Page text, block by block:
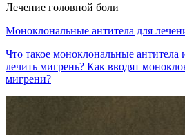
Лечение головной боли
Моноклональные антитела для
Что такое моноклональные
лечить мигрень? Как вводят
мигрени?